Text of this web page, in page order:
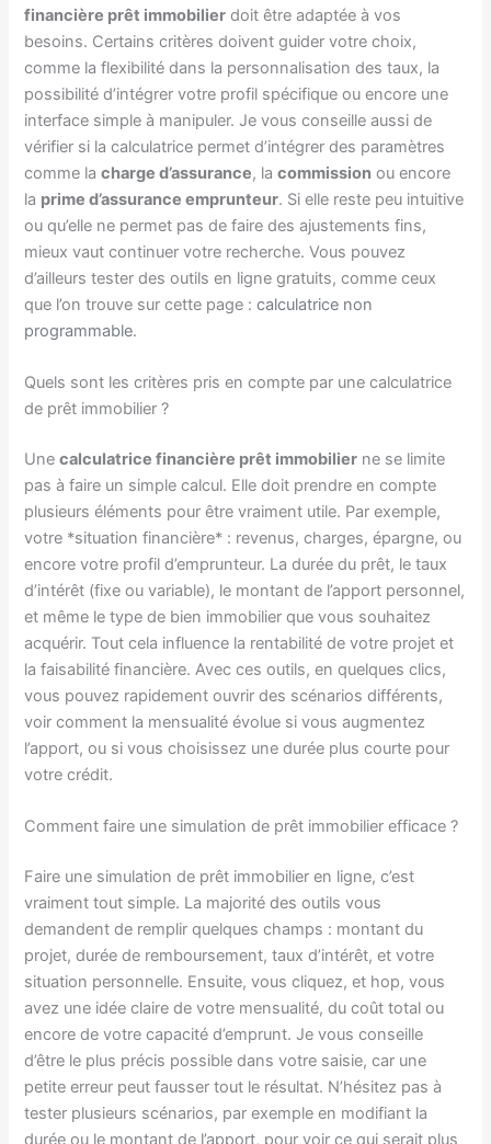
financière prêt immobilier doit être adaptée à vos
besoins. Certains critères doivent guider votre choix,
comme la flexibilité dans la personnalisation des taux, la
possibilité d’intégrer votre profil spécifique ou encore une
interface simple à manipuler. Je vous conseille aussi de
vérifier si la calculatrice permet d’intégrer des paramètres
comme lacharge d’assurance, lacommission ou encore
la prime d’assurance emprunteur. Si elle reste peu intuitive
ou qu’elle ne permet pas de faire des ajustements fins,
mieux vaut continuer votre recherche. Vous pouvez
d’ailleurs tester des outils en ligne gratuits, comme ceux
que l’on trouve sur cette page :calculatrice non
programmable.
Quels sont les critères pris en compte par une calculatrice
de prêt immobilier ?
Unecalculatrice financière prêt immobilier ne se limite
pas à faire un simple calcul. Elle doit prendre en compte
plusieurs éléments pour être vraiment utile. Par exemple,
votre *situation financière* : revenus, charges, épargne, ou
encore votre profil d’emprunteur. La durée du prêt, le taux
d’intérêt (fixe ou variable), le montant de l’apport personnel,
et même le type de bien immobilier que vous souhaitez
acquérir. Tout cela influence la rentabilité de votre projet et
la faisabilité financière. Avec ces outils, en quelques clics,
vous pouvez rapidement ouvrir des scénarios différents,
voir comment la mensualité évolue si vous augmentez
l’apport, ou si vous choisissez une durée plus courte pour
votre crédit.
Comment faire une simulation de prêt immobilier efficace ?
Faire une simulation de prêt immobilier en ligne, c’est
vraiment tout simple. La majorité des outils vous
demandent de remplir quelques champs : montant du
projet, durée de remboursement, taux d’intérêt, et votre
situation personnelle. Ensuite, vous cliquez, et hop, vous
avez une idée claire de votre mensualité, du coût total ou
encore de votre capacité d’emprunt. Je vous conseille
d’être le plus précis possible dans votre saisie, car une
petite erreur peut fausser tout le résultat. N’hésitez pas à
tester plusieurs scénarios, par exemple en modifiant la
durée ou le montant de l’apport, pour voir ce qui serait plus